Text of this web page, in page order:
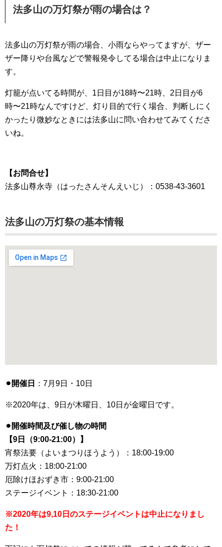
法多山の万灯祭が雨の場合は？
法多山の万灯祭が雨の場合、小雨ならやってますが、ザー
ザー降りや台風などで警報発令してる場合は中止になりま
す。
灯籠が点いてる時間が、1日目が18時〜21時、2日目が6
時〜21時なんですけど、灯り目的で行く場合、判断しにく
かったり微妙なときには法多山に問い合わせてみてくださ
いね。
【お問合せ】
法多山尊永寺（はったさんそんえいじ）：0538-43-3601
法多山の万灯祭の基本情報
⚫︎開催日 ：7月9日・10日
※2020年は、9日が木曜日、10日が金曜日です。
⚫︎開催時間及び催し物の時間
【9日（9:00-21:00）】
宵祭法要（よいまつりほうよう）：18:00-19:00
万灯点火：18:00-21:00
厄除けほおずき市：9:00-21:00
ステージイベント：18:30-21:00
※2020年は9,10日のステージイベントは中止になりまし
た！